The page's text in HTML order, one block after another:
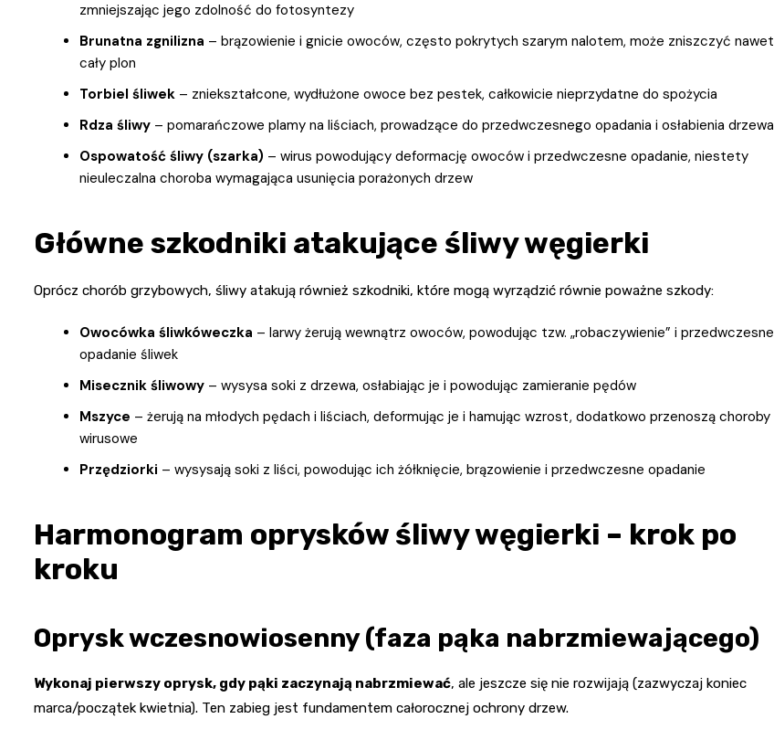
zmniejszając jego zdolność do fotosyntezy
Brunatna zgnilizna – brązowienie i gnicie owoców, często pokrytych szarym nalotem, może zniszczyć nawet
cały plon
Torbiel śliwek – zniekształcone, wydłużone owoce bez pestek, całkowicie nieprzydatne do spożycia
Rdza śliwy – pomarańczowe plamy na liściach, prowadzące do przedwczesnego opadania i osłabienia drzewa
Ospowatość śliwy (szarka) – wirus powodujący deformację owoców i przedwczesne opadanie, niestety
nieuleczalna choroba wymagająca usunięcia porażonych drzew
Główne szkodniki atakujące śliwy węgierki
Oprócz chorób grzybowych, śliwy atakują również szkodniki, które mogą wyrządzić równie poważne szkody:
Owocówka śliwkóweczka – larwy żerują wewnątrz owoców, powodując tzw. „robaczywienie” i przedwczesne
opadanie śliwek
Misecznik śliwowy – wysysa soki z drzewa, osłabiając je i powodując zamieranie pędów
Mszyce – żerują na młodych pędach i liściach, deformując je i hamując wzrost, dodatkowo przenoszą choroby
wirusowe
Przędziorki – wysysają soki z liści, powodując ich żółknięcie, brązowienie i przedwczesne opadanie
Harmonogram oprysków śliwy węgierki – krok po
kroku
Oprysk wczesnowiosenny (faza pąka nabrzmiewającego)
Wykonaj pierwszy oprysk, gdy pąki zaczynają nabrzmiewać, ale jeszcze się nie rozwijają (zazwyczaj koniec
marca/początek kwietnia). Ten zabieg jest fundamentem całorocznej ochrony drzew.